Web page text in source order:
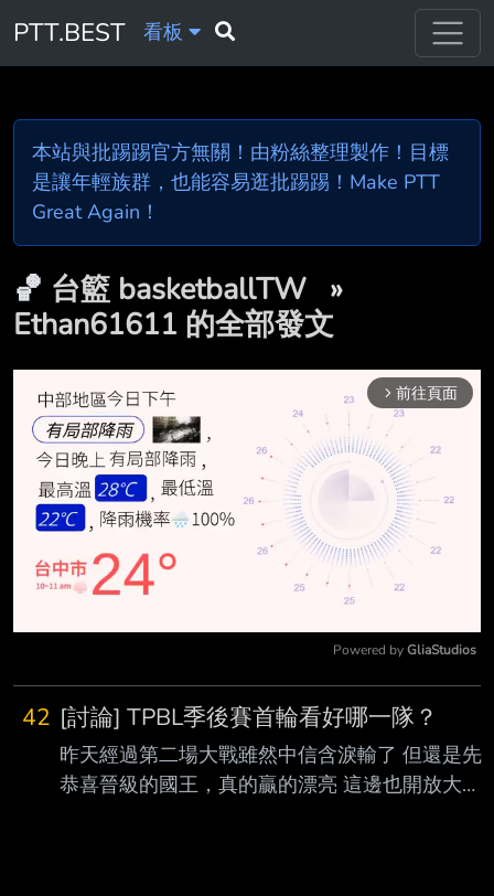
PTT.BEST 看板
本站與批踢踢官方無關！由粉絲整理製作！目標
是讓年輕族群，也能容易逛批踢踢！Make PTT
Great Again！
🏀 台籃 basketballTW »
Ethan61611 的全部發文
arrow_forward_ios 前往頁面
Powered by GliaStudios
42 [討論] TPBL季後賽首輪看好哪一隊？
昨天經過第二場大戰雖然中信含淚輸了 但還是先
恭喜晉級的國王，真的贏的漂亮 這邊也開放大家